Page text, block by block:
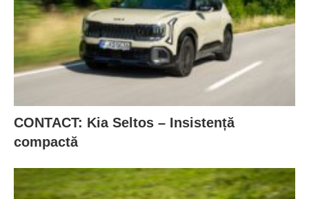
CONTACT: Kia Seltos – Insistență
compactă